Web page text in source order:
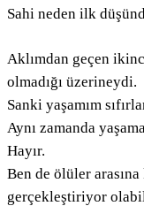
Sahi neden ilk
Aklımdan geçen
olmadığı üzerineydi.
Sanki yaşamım
Aynı zamanda
Hayır.
Ben de ölüler
gerçekleştiriyor